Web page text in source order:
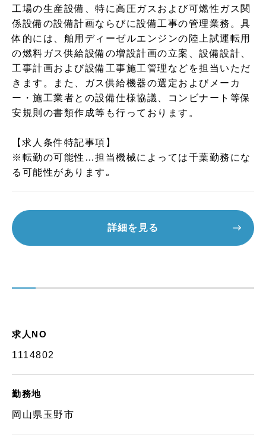
工場の生産設備、特に高圧ガスおよび可燃性ガス関
係設備の設備計画ならびに設備工事の管理業務。具
体的には、舶用ディーゼルエンジンの陸上試運転用
の燃料ガス供給設備の増設計画の立案、設備設計、
工事計画および設備工事施工管理などを担当いただ
きます。また、ガス供給機器の選定およびメーカ
ー・施工業者との設備仕様協議、コンビナート等保
安規則の書類作成等も行っております。
【求人条件特記事項】
※転勤の可能性…担当機械によっては千葉勤務にな
る可能性があります｡
詳細を見る
求人NO
1114802
勤務地
岡山県玉野市